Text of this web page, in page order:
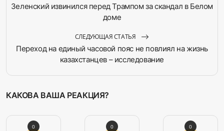
Зеленский извинился перед Трампом за скандал в Белом
доме
СЛЕДУЮЩАЯ СТАТЬЯ
Переход на единый часовой пояс не повлиял на жизнь
казахстанцев – исследование
КАКОВА ВАША РЕАКЦИЯ?
0 0 0